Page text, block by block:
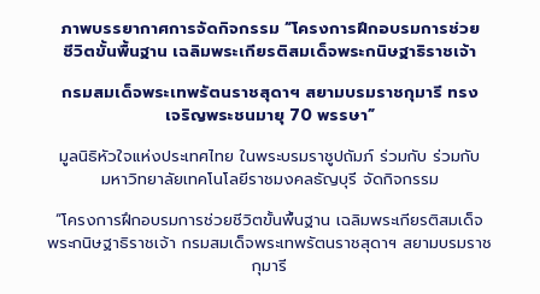
ภาพบรรยากาศการจัดกิจกรรม “โครงการฝึกอบรมการช่วย
ชีวิตขั้นพื้นฐาน เฉลิมพระเกียรติสมเด็จพระกนิษฐาธิราชเจ้า
กรมสมเด็จพระเทพรัตนราชสุดาฯ สยามบรมราชกุมารี ทรง
เจริญพระชนมายุ 70 พรรษา”
มูลนิธิหัวใจแห่งประเทศไทย ในพระบรมราชูปถัมภ์ ร่วมกับ ร่วมกับ
มหาวิทยาลัยเทคโนโลยีราชมงคลธัญบุรี จัดกิจกรรม
“โครงการฝึกอบรมการช่วยชีวิตขั้นพื้นฐาน เฉลิมพระเกียรติสมเด็จ
พระกนิษฐาธิราชเจ้า กรมสมเด็จพระเทพรัตนราชสุดาฯ สยามบรมราช
กุมารี